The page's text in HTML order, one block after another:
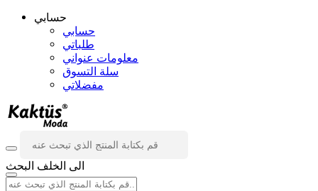
حسابي
حسابي
طلباتي
معلومات عنواني
سلة التسوق
مفضلاتي
الى الخلف البحث